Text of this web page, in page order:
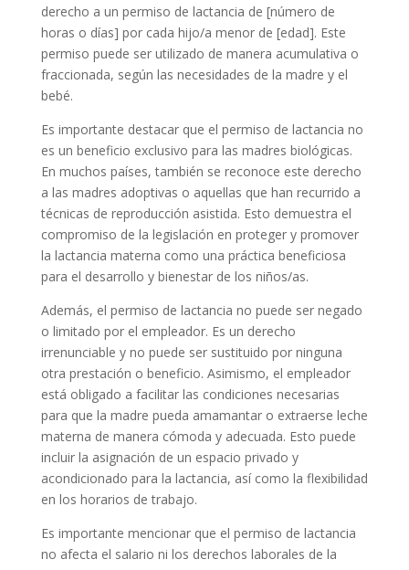
derecho a un permiso de lactancia de [número de
horas o días] por cada hijo/a menor de [edad]. Este
permiso puede ser utilizado de manera acumulativa o
fraccionada, según las necesidades de la madre y el
bebé.
Es importante destacar que el permiso de lactancia no
es un beneficio exclusivo para las madres biológicas.
En muchos países, también se reconoce este derecho
a las madres adoptivas o aquellas que han recurrido a
técnicas de reproducción asistida. Esto demuestra el
compromiso de la legislación en proteger y promover
la lactancia materna como una práctica beneficiosa
para el desarrollo y bienestar de los niños/as.
Además, el permiso de lactancia no puede ser negado
o limitado por el empleador. Es un derecho
irrenunciable y no puede ser sustituido por ninguna
otra prestación o beneficio. Asimismo, el empleador
está obligado a facilitar las condiciones necesarias
para que la madre pueda amamantar o extraerse leche
materna de manera cómoda y adecuada. Esto puede
incluir la asignación de un espacio privado y
acondicionado para la lactancia, así como la flexibilidad
en los horarios de trabajo.
Es importante mencionar que el permiso de lactancia
no afecta el salario ni los derechos laborales de la